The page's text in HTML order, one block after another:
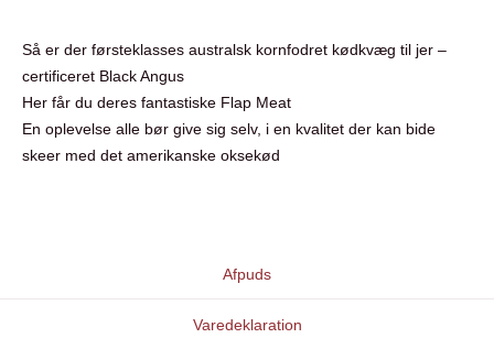
Så er der førsteklasses australsk kornfodret kødkvæg til jer –
certificeret Black Angus
Her får du deres fantastiske Flap Meat
En oplevelse alle bør give sig selv, i en kvalitet der kan bide
skeer med det amerikanske oksekød
Afpuds
Varedeklaration